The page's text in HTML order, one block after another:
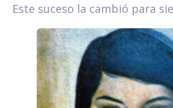
Este suceso la cambió para